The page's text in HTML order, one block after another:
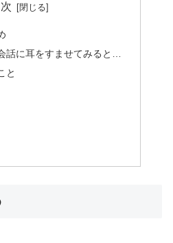
話に耳をすませてみると…
と